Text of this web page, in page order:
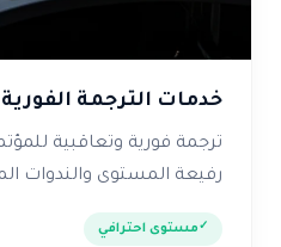
خدمات الترجمة الفورية
ترجمة فورية وتعاقبية
رفيعة المستوى والندوات
مستوى احترافي